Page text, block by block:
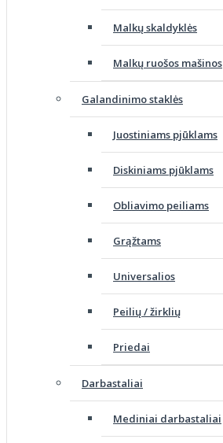
Malkų skaldyklės
Malkų ruošos mašinos
Galandinimo staklės
Juostiniams pjūklams
Diskiniams pjūklams
Obliavimo peiliams
Grąžtams
Universalios
Peilių / žirklių
Priedai
Darbastaliai
Mediniai darbastaliai